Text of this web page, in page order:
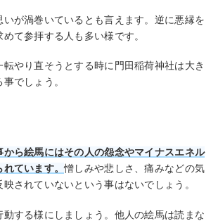
が渦巻いているとも言えます。逆に悪縁を
て参拝する人も多い様です。
やり直そうとする時に門田稲荷神社は大き
でしょう。
から絵馬にはその人の怨念やマイナスエネル
れています。憎しみや悲しさ、痛みなどの気
されていないという事はないでしょう。
動する様にしましょう。他人の絵馬は読まな